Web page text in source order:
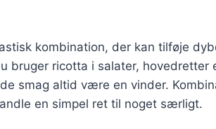
kombination, der kan tilføje
bruger ricotta i salater, hovedretter
smag altid være en vinder.
en simpel ret til noget særligt.